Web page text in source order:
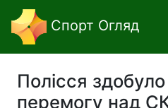
Спорт Огляд
Полісся
перемогу над